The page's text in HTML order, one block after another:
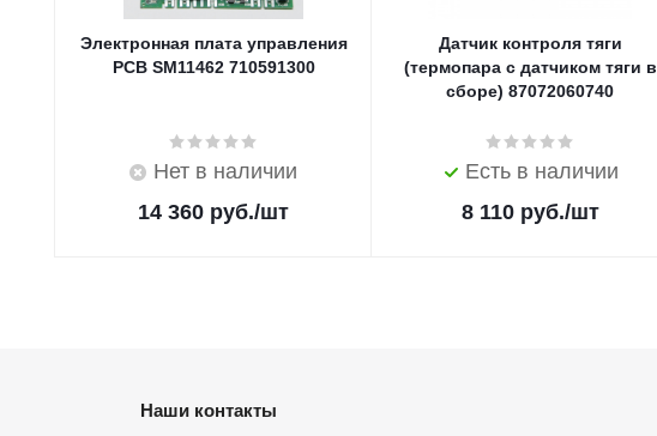
Электронная плата управления
PCB SM11462 710591300
Нет в наличии
14 360 руб./шт
Датчик контроля тяги
(термопара с датчиком тяги в
сборе) 87072060740
Есть в наличии
8 110руб./шт
Наши контакты